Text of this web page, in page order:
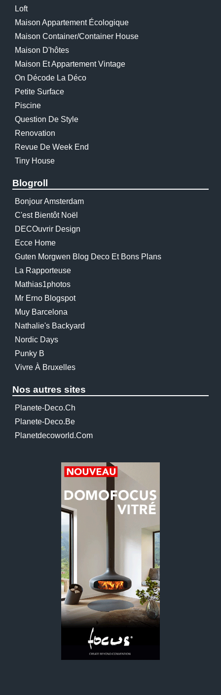
Loft
Maison Appartement Écologique
Maison Container/container House
Maison D'hôtes
Maison Et Appartement Vintage
On Décode La Déco
Petite Surface
Piscine
Question De Style
Renovation
Revue De Week End
Tiny House
Blogroll
Bonjour Amsterdam
C'est Bientôt Noël
DECOuvrir Design
Ecce Home
Guten Morgwen Blog Deco Et Bons Plans
La Rapporteuse
Mathias1photos
Mr Erno Blogspot
Muy Barcelona
Nathalie's Backyard
Nordic Days
Punky B
Vivre À Bruxelles
Nos autres sites
Planete-Deco.ch
Planete-Deco.be
Planetdecoworld.com